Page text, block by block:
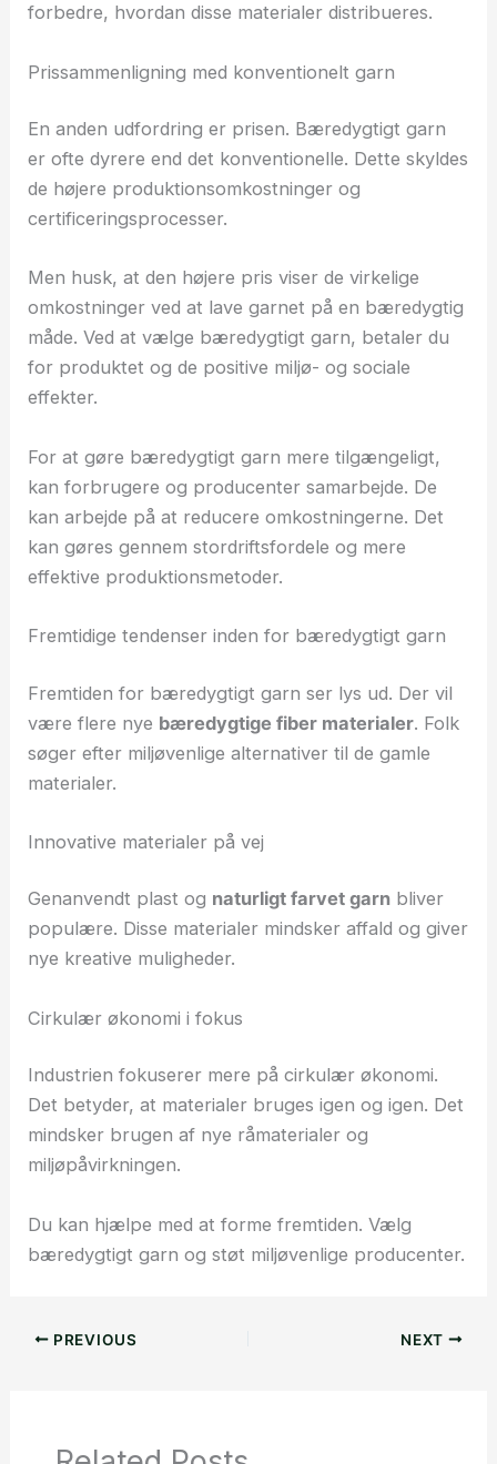
forbedre, hvordan disse materialer distribueres.
Prissammenligning med konventionelt garn
En anden udfordring er prisen. Bæredygtigt garn
er ofte dyrere end det konventionelle. Dette skyldes
de højere produktionsomkostninger og
certificeringsprocesser.
Men husk, at den højere pris viser de virkelige
omkostninger ved at lave garnet på en bæredygtig
måde. Ved at vælge bæredygtigt garn, betaler du
for produktet og de positive miljø- og sociale
effekter.
For at gøre bæredygtigt garn mere tilgængeligt,
kan forbrugere og producenter samarbejde. De
kan arbejde på at reducere omkostningerne. Det
kan gøres gennem stordriftsfordele og mere
effektive produktionsmetoder.
Fremtidige tendenser inden for bæredygtigt garn
Fremtiden for bæredygtigt garn ser lys ud. Der vil
være flere nye bæredygtige fiber materialer. Folk
søger efter miljøvenlige alternativer til de gamle
materialer.
Innovative materialer på vej
Genanvendt plast og naturligt farvet garn bliver
populære. Disse materialer mindsker affald og giver
nye kreative muligheder.
Cirkulær økonomi i fokus
Industrien fokuserer mere på cirkulær økonomi.
Det betyder, at materialer bruges igen og igen. Det
mindsker brugen af nye råmaterialer og
miljøpåvirkningen.
Du kan hjælpe med at forme fremtiden. Vælg
bæredygtigt garn og støt miljøvenlige producenter.
PREVIOUS NEXT